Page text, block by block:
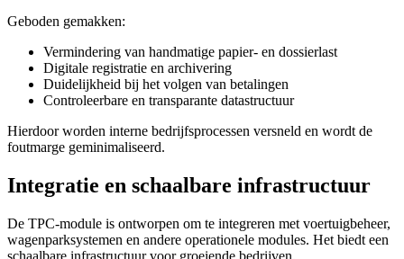
Geboden gemakken:
Vermindering van handmatige papier- en dossierlast
Digitale registratie en archivering
Duidelijkheid bij het volgen van betalingen
Controleerbare en transparante datastructuur
Hierdoor worden interne bedrijfsprocessen versneld en wordt de
foutmarge geminimaliseerd.
Integratie en schaalbare infrastructuur
De TPC-module is ontworpen om te integreren met voertuigbeheer,
wagenparksystemen en andere operationele modules. Het biedt een